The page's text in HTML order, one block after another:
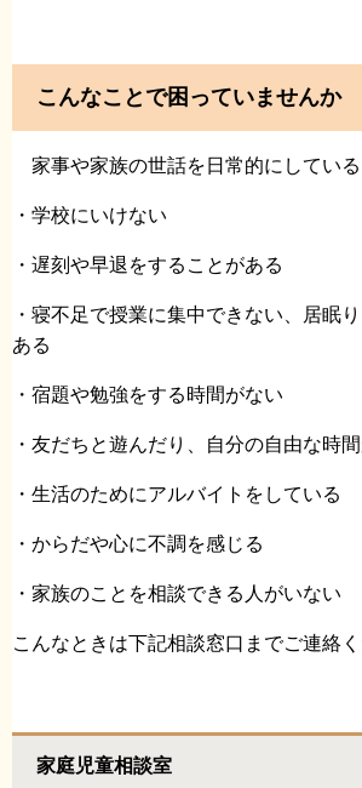
こんなことで困っていませんか
家事や家族の世話を日常的にしてい
・学校にいけない
・遅刻や早退をすることがある
・寝不足で授業に集中できない、居眠
ある
・宿題や勉強をする時間がない
・友だちと遊んだり、自分の自由な時
・生活のためにアルバイトをしている
・からだや心に不調を感じる
・家族のことを相談できる人がいない
こんなときは下記相談窓口までご連絡く
家庭児童相談室